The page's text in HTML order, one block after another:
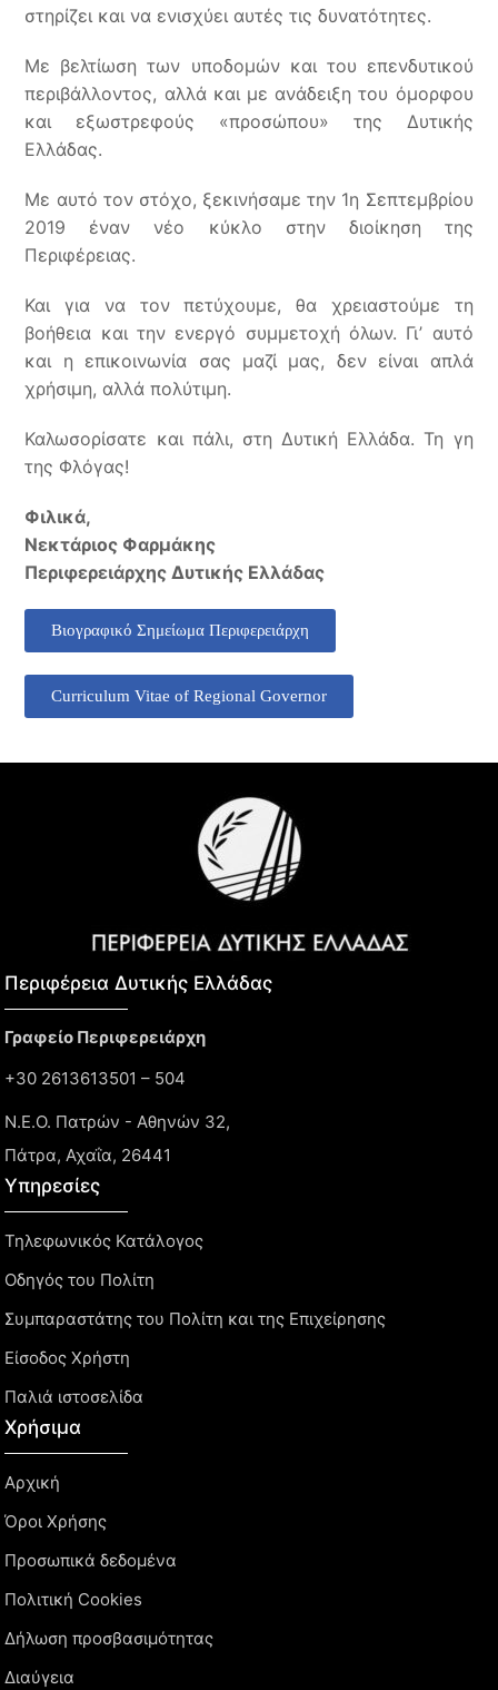
στηρίζει και να ενισχύει αυτές τις δυνατότητες.
Με βελτίωση των υποδομών και του επενδυτικού
περιβάλλοντος, αλλά και με ανάδειξη του όμορφου
και εξωστρεφούς «προσώπου» της Δυτικής
Ελλάδας.
Με αυτό τον στόχο, ξεκινήσαμε την 1η Σεπτεμβρίου
2019 έναν νέο κύκλο στην διοίκηση της
Περιφέρειας.
Και για να τον πετύχουμε, θα χρειαστούμε τη
βοήθεια και την ενεργό συμμετοχή όλων. Γι’ αυτό
και η επικοινωνία σας μαζί μας, δεν είναι απλά
χρήσιμη, αλλά πολύτιμη.
Καλωσορίσατε και πάλι, στη Δυτική Ελλάδα. Τη γη
της Φλόγας!
Φιλικά,
Νεκτάριος Φαρμάκης
Περιφερειάρχης Δυτικής Ελλάδας
Βιογραφικό Σημείωμα Περιφερειάρχη
Curriculum Vitae of Regional Governor
Περιφέρεια Δυτικής Ελλάδας​
Γραφείο Περιφερειάρχη
+30 2613613501 – 504
Ν.Ε.Ο. Πατρών - Αθηνών 32,
Πάτρα, Αχαΐα, 26441
Υπηρεσίες
Τηλεφωνικός Κατάλογος
Οδηγός του Πολίτη
Συμπαραστάτης του Πολίτη και της Επιχείρησης
Είσοδος Χρήστη
Παλιά ιστοσελίδα
Χρήσιμα
Αρχική
Όροι Χρήσης
Προσωπικά δεδομένα
Πολιτική Cookies
Δήλωση προσβασιμότητας
Διαύγεια